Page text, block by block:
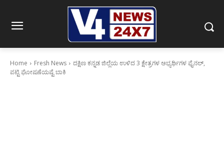
Home Fresh News
ದಕ್ಷಿಣ ಕನ್ನಡ ಜಿಲ್ಲೆಯ ಉಳಿದ 3 ಕ್ಷೇತ್ರಗಳ ಅಭ್ಯರ್ಥಿಗಳ ಫೈನಲ್,
ಪಟ್ಟಿ ಘೋಷಣೆಯಷ್ಟೆ ಬಾಕಿ